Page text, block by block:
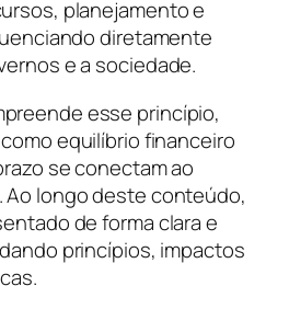
planejamento e
diretamente
e a sociedade.
esse princípio,
equilíbrio financeiro
se conectam ao
longo deste conteúdo,
de forma clara e
princípios, impactos